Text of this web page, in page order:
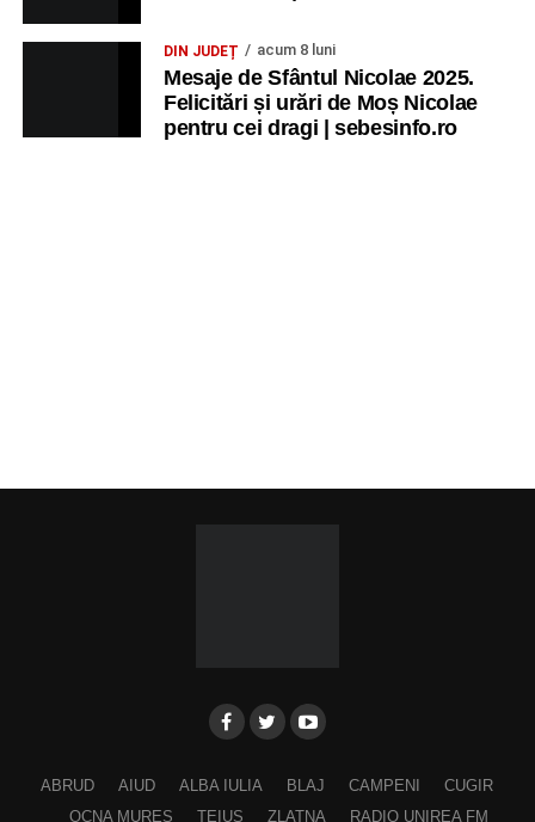
DIN JUDEȚ acum 8 luni
Mesaje de Sfântul Nicolae 2025.
Felicitări și urări de Moș Nicolae
pentru cei dragi | sebesinfo.ro
ABRUD AIUD ALBA IULIA BLAJ CAMPENI
CUGIR
OCNA MURES
TEIUS ZLATNA RADIO UNIREA FM